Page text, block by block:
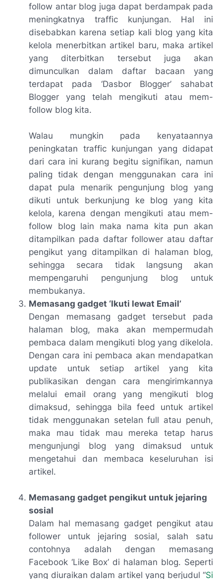
follow antar blog juga dapat berdampak pada
meningkatnya traffic kunjungan. Hal ini
disebabkan karena setiap kali blog yang kita
kelola menerbitkan artikel baru, maka artikel
yang diterbitkan tersebut juga akan
dimunculkan dalam daftar bacaan yang
terdapat pada ‘Dasbor Blogger’ sahabat
Blogger yang telah mengikuti atau mem-
follow blog kita.
Walau mungkin pada kenyataannya
peningkatan traffic kunjungan yang didapat
dari cara ini kurang begitu signifikan, namun
paling tidak dengan menggunakan cara ini
dapat pula menarik pengunjung blog yang
dikuti untuk berkunjung ke blog yang kita
kelola, karena dengan mengikuti atau mem-
follow blog lain maka nama kita pun akan
ditampilkan pada daftar follower atau daftar
pengikut yang ditampilkan di halaman blog,
sehingga secara tidak langsung akan
mempengaruhi pengunjung blog untuk
membukanya.
Memasang gadget ‘Ikuti lewat Email’
Dengan memasang gadget tersebut pada
halaman blog, maka akan mempermudah
pembaca dalam mengikuti blog yang dikelola.
Dengan cara ini pembaca akan mendapatkan
update untuk setiap artikel yang kita
publikasikan dengan cara mengirimkannya
melalui email orang yang mengikuti blog
dimaksud, sehingga bila feed untuk artikel
tidak menggunakan setelanfull atau penuh,
maka mau tidak mau mereka tetap harus
mengunjungi blog yang dimaksud untuk
mengetahui dan membaca keseluruhan isi
artikel.
Memasang gadget pengikut untuk jejaring
sosial
Dalam hal memasang gadget pengikut atau
follower untuk jejaring sosial, salah satu
contohnya adalah dengan memasang
Facebook ‘Like Box’ di halaman blog. Seperti
yang diuraikan dalam artikel yang berjudul “Si